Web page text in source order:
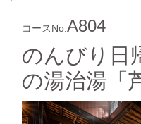
コースNo. A804
のんびり
の湯治湯「